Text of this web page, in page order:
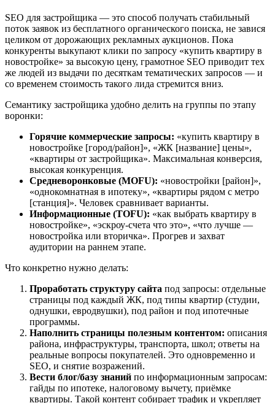
SEO для застройщика — это способ получать стабильный
поток заявок из бесплатного органического поиска, не завися
целиком от дорожающих рекламных аукционов. Пока
конкуренты выкупают клики по запросу «купить квартиру в
новостройке» за высокую цену, грамотное SEO приводит тех
же людей из выдачи по десяткам тематических запросов — и
со временем стоимость такого лида стремится вниз.
Семантику застройщика удобно делить на группы по этапу
воронки:
Горячие коммерческие запросы: «купить квартиру в
новостройке [город/район]», «ЖК [название] цены»,
«квартиры от застройщика». Максимальная конверсия,
высокая конкуренция.
Средневоронковые (MOFU): «новостройки [район]»,
«однокомнатная в ипотеку», «квартиры рядом с метро
[станция]». Человек сравнивает варианты.
Информационные (TOFU): «как выбрать квартиру в
новостройке», «эскроу-счета что это», «что лучше —
новостройка или вторичка». Прогрев и захват
аудитории на раннем этапе.
Что конкретно нужно делать:
Проработать структуру сайта под запросы: отдельные
страницы под каждый ЖК, под типы квартир (студии,
однушки, евродвушки), под район и под ипотечные
программы.
Наполнить страницы полезным контентом: описания
района, инфраструктуры, транспорта, школ; ответы на
реальные вопросы покупателей. Это одновременно и
SEO, и снятие возражений.
Вести блог/базу знаний по информационным запросам:
гайды по ипотеке, налоговому вычету, приёмке
квартиры. Такой контент собирает трафик и укрепляет